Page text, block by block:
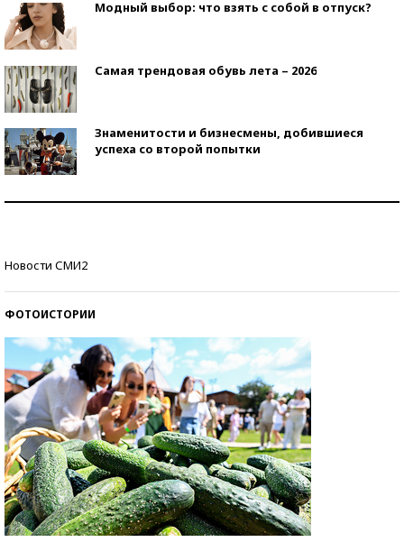
Модный выбор: что взять с собой в отпуск?
Самая трендовая обувь лета – 2026
Знаменитости и бизнесмены, добившиеся
успеха со второй попытки
Новости СМИ2
ФОТОИСТОРИИ